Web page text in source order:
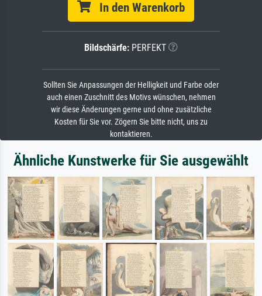
In den Warenkorb
Bildschärfe: PERFEKT
Sollten Sie Anpassungen der Helligkeit und Farbe oder
auch einen Zuschnitt des Motivs wünschen, nehmen
wir diese Änderungen gerne und ohne zusätzliche
Kosten für Sie vor. Zögern Sie bitte nicht, uns zu
kontaktieren.
Ähnliche Kunstwerke für Sie ausgewählt